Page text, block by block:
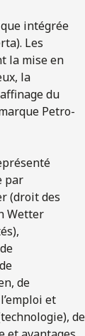
intégrée
Les
la mise en
la
du
Petro-
par
(droit des
Wetter
de
et
de